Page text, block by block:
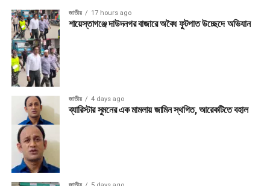
জাতীয় 17 hours ago
শায়েস্তাগঞ্জে দাউদনগর বাজারে অবৈধ ফুটপাত উচ্ছেদে অভিযান
জাতীয় 4 days ago
ব্যারিস্টার সুমনের এক মামলায় জামিন স্থগিত, আরেকটিতে বহাল